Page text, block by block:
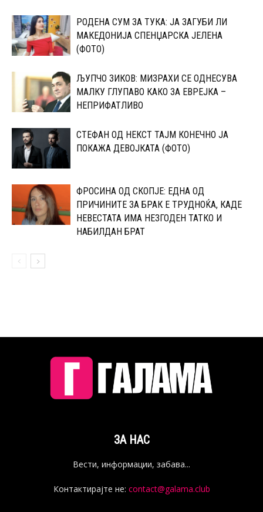
РОДЕНА СУМ ЗА ТУКА: ЈА ЗАГУБИ ЛИ
МАКЕДОНИЈА СПЕНЏАРСКА ЈЕЛЕНА
(ФОТО)
ЉУПЧО ЗИКОВ: МИЗРАХИ СЕ ОДНЕСУВА
МАЛКУ ГЛУПАВО КАКО ЗА ЕВРЕЈКА –
НЕПРИФАТЛИВО
СТЕФАН ОД НЕКСТ ТАЈМ КОНЕЧНО ЈА
ПОКАЖА ДЕВОЈКАТА (ФОТО)
ФРОСИНА ОД СКОПЈЕ: ЕДНА ОД
ПРИЧИНИТЕ ЗА БРАК Е ТРУДНОЌА, КАДЕ
НЕВЕСТАТА ИМА НЕЗГОДЕН ТАТКО И
НАБИЛДАН БРАТ
ЗА НАС
Вести, информации, забава...
Контактирајте не: contact@galama.club